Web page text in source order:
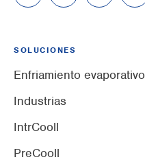
SOLUCIONES
Enfriamiento evaporativo
Industrias
IntrCooll
PreCooll